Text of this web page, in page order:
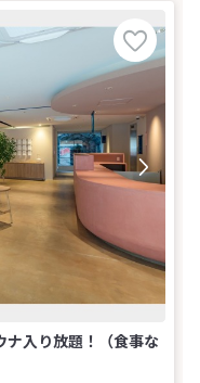
ナ入り放題！（食事な